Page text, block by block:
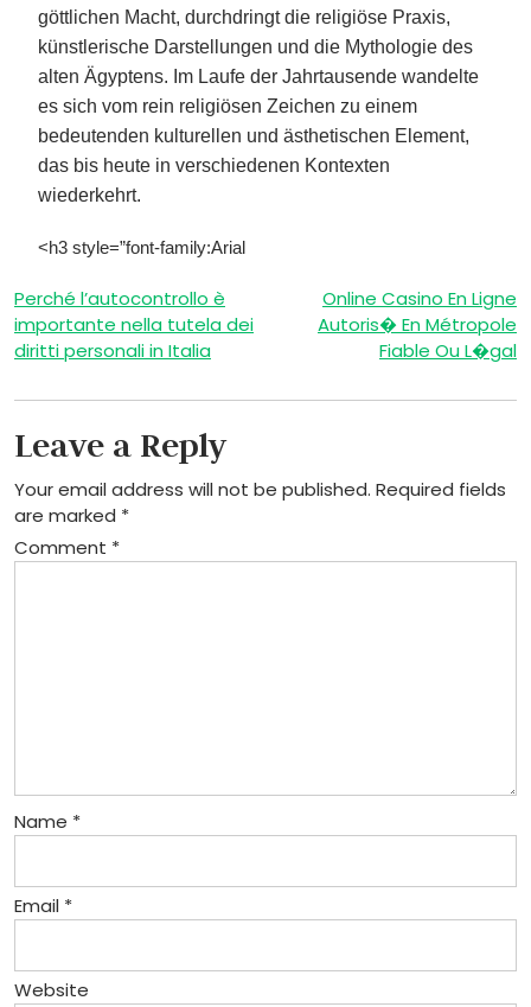
göttlichen Macht, durchdringt die religiöse Praxis,
künstlerische Darstellungen und die Mythologie des
alten Ägyptens. Im Laufe der Jahrtausende wandelte
es sich vom rein religiösen Zeichen zu einem
bedeutenden kulturellen und ästhetischen Element,
das bis heute in verschiedenen Kontexten
wiederkehrt.
<h3 style=”font-family:Arial
Post
navigation
Perché l’autocontrollo è
importante nella tutela dei
diritti personali in Italia
Online Casino En Ligne
Autoris� En Métropole
Fiable Ou L�gal
Leave a Reply
Your email address will not be published. Required fields
are marked *
Comment *
Name *
Email *
Website